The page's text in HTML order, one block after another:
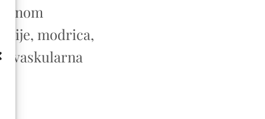
modrica,
vaskularna